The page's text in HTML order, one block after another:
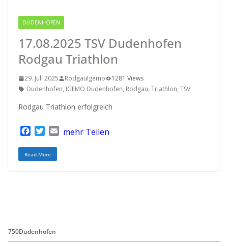
DUDENHOFEN
17.08.2025 TSV Dudenhofen
Rodgau Triathlon
29. Juli 2025 RodgauIgemo
1281 Views
Dudenhofen, IGEMO Dudenhofen, Rodgau, Triathlon, TSV
Rodgau Triathlon erfolgreich
c
e
i
t
mehr Teilen
Read More
750Dudenhofen